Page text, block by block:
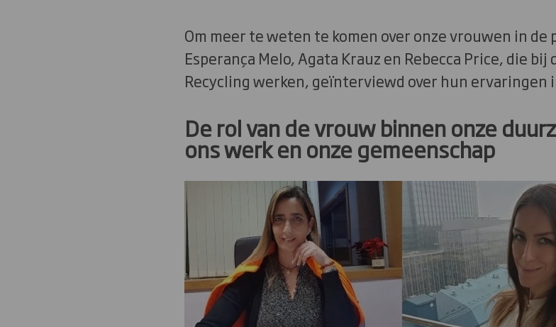
Om meer te weten te komen over onze vrouwen in
Esperança Melo, Agata Krauz en Rebecca Price, die
Recycling werken, geïnterviewd over hun ervaringen
De rol van de vrouw binnen onze
ons werk en onze gemeenschap